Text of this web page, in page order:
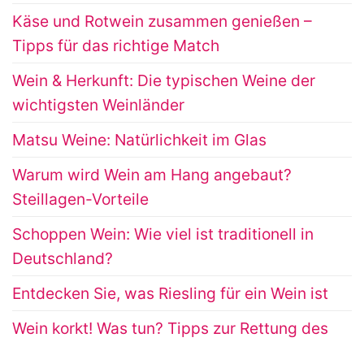
Käse und Rotwein zusammen genießen –
Tipps für das richtige Match
Wein & Herkunft: Die typischen Weine der
wichtigsten Weinländer
Matsu Weine: Natürlichkeit im Glas
Warum wird Wein am Hang angebaut?
Steillagen-Vorteile
Schoppen Wein: Wie viel ist traditionell in
Deutschland?
Entdecken Sie, was Riesling für ein Wein ist
Wein korkt! Was tun? Tipps zur Rettung des